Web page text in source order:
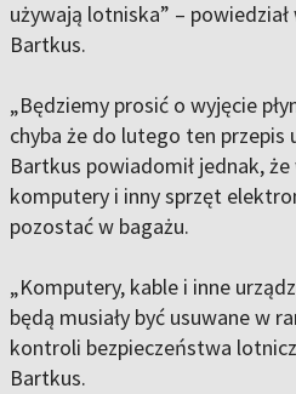
używają lotniska” – powiedział
Bartkus.
„Będziemy prosić o wyjęcie
chyba że do lutego ten przepis
Bartkus powiadomił jednak,
komputery i inny sprzęt
pozostać w bagażu.
„Komputery, kable i inne
będą musiały być usuwane w
kontroli bezpieczeństwa
Bartkus.